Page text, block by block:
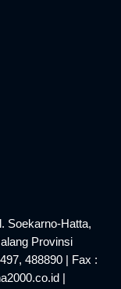
Soekarno-Hatta,
Provinsi
488890 | Fax :
|